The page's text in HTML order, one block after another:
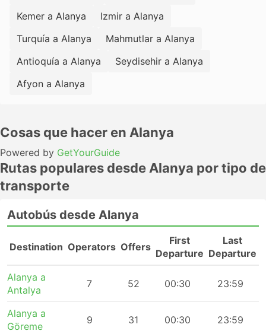
Kemer a Alanya
Izmir a Alanya
Turquía a Alanya
Mahmutlar a Alanya
Antioquía a Alanya
Seydisehir a Alanya
Afyon a Alanya
Cosas que hacer en Alanya
Powered by GetYourGuide
Rutas populares desde Alanya por tipo de
transporte
Autobús desde Alanya
Destination Operators Offers
First
Departure
Last
Departure
Alanya a
Antalya
7 52 00:30 23:59
Alanya a
Göreme
9 31 00:30 23:59